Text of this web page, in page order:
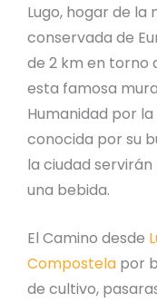
Lugo, hogar de
conservada de
de 2 km en torno
esta famosa
Humanidad por la
conocida por su
la ciudad
una bebida.
El Camino desde
Compostela por
de cultivo,